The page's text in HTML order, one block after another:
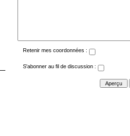
Retenir mes coordonnées :
S'abonner au fil de discussion :